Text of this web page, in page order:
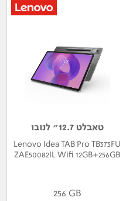
טאבלט 12.7" לנובו
Lenovo Idea TAB Pro TB373FU
ZAE50082IL Wifi 12GB+256GB
256 GB